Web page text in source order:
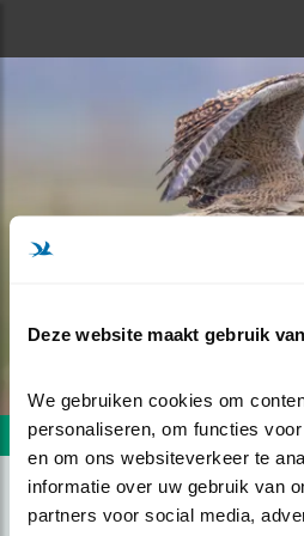
Deze website maakt gebruik
We gebruiken cookies om
personaliseren, om functies
en om ons websiteverkeer te
informatie over uw gebruik van
partners voor social media,
Volgende foto